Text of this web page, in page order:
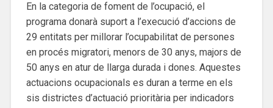
En la categoria de foment de l’ocupació, el
programa donarà suport a l’execució d’accions de
29 entitats per millorar l’ocupabilitat de persones
en procés migratori, menors de 30 anys, majors de
50 anys en atur de llarga durada i dones. Aquestes
actuacions ocupacionals es duran a terme en els
sis districtes d’actuació prioritària per indicadors